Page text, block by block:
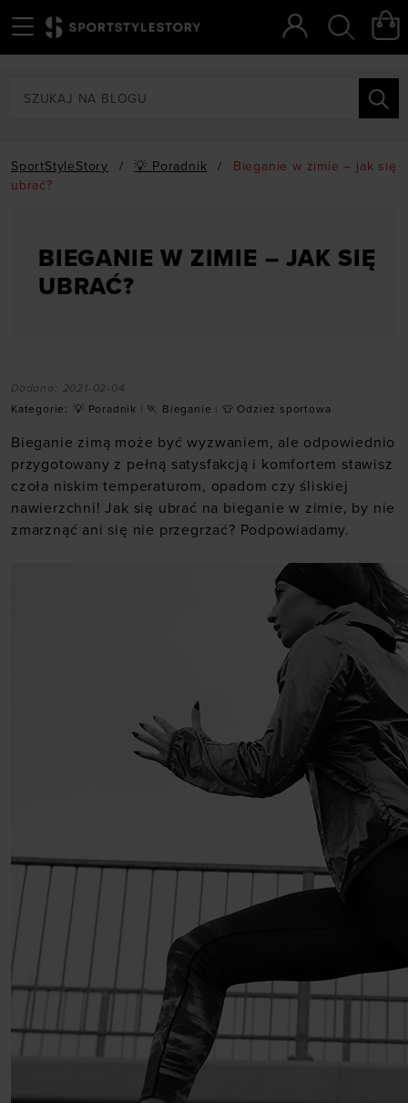
SportStyleStory / 💡 Poradnik /
Bieganie w zimie – jak się
ubrać?
BIEGANIE W ZIMIE – JAK SIĘ
UBRAĆ?
Dodano: 2021-02-04
Kategorie: 💡 Poradnik 🏃 Bieganie 👕 Odzież sportowa
Bieganie zimą może być wyzwaniem, ale odpowiednio
przygotowany z pełną satysfakcją i komfortem stawisz
czoła niskim temperaturom, opadom czy śliskiej
nawierzchni! Jak się ubrać na bieganie w zimie, by nie
zmarznąć ani się nie przegrzać? Podpowiadamy.